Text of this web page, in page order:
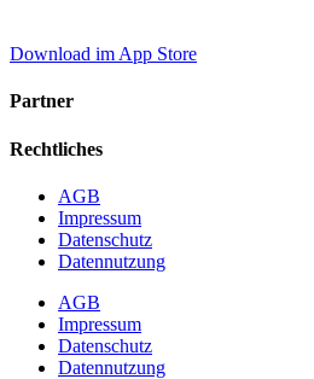
Download im App Store
Partner
Rechtliches
AGB
Impressum
Datenschutz
Datennutzung
AGB
Impressum
Datenschutz
Datennutzung